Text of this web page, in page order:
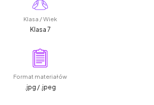
Klasa / Wiek
Klasa 7
Format materiałów
.jpg / .jpeg